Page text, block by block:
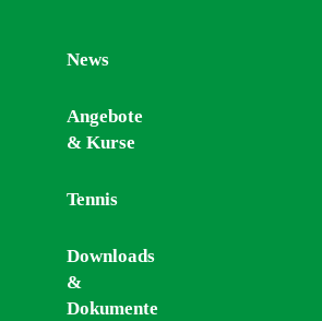
News
Angebote
& Kurse
Tennis
Downloads
&
Dokumente
News
Angebote
& Kurse
Tennis
Downloads
&
Dokumente